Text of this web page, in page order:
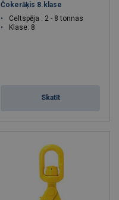
Čokerāķis 8.klase
Celtspēja : 2 - 8 tonnas
Klase: 8
Skatīt